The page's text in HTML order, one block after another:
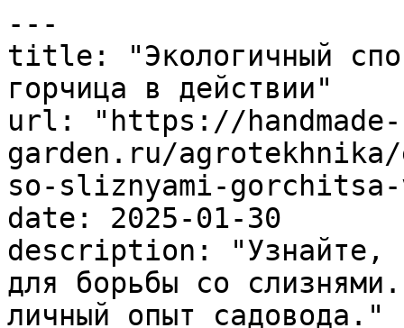
---
title: "Экологичный
горчица в действии"
url: "https://handmade-
garden.ru/
so-sliznyami-
date: 2025-01-30
description: "Узнайте,
для борьбы со
личный опыт садовода."